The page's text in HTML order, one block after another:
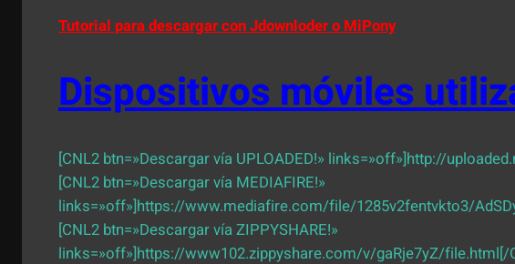
Tutorial para descargar con Jdownloder o MiPony
Dispositivos móviles
[CNL2 btn=»Descargar vía UPLOADED!» links=»off»]http://
[CNL2 btn=»Descargar vía MEDIAFIRE!»
links=»off»]https://www.mediafire.com/file/1285v2fentvkto3/
[CNL2 btn=»Descargar vía ZIPPYSHARE!»
links=»off»]https://www102.zippyshare.com/v/gaRje7yZ/file.html[/